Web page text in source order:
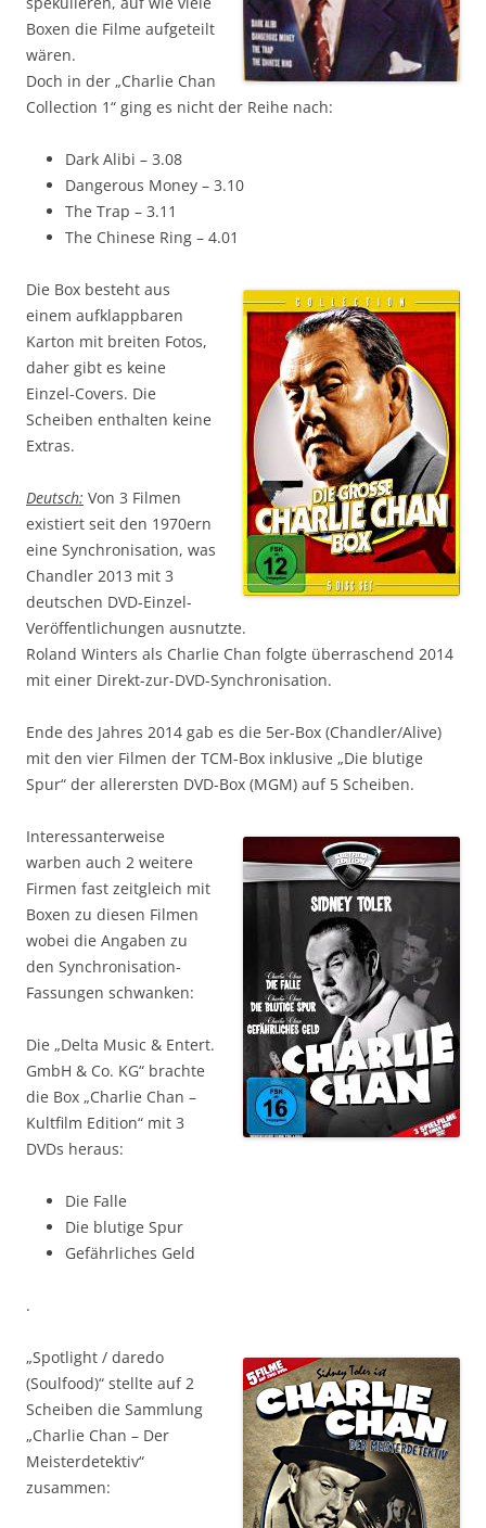
Boxen die Filme aufgeteilt
wären.
Doch in der „Charlie Chan
Collection 1“ ging es nicht der Reihe nach:
Dark Alibi – 3.08
Dangerous Money – 3.10
The Trap – 3.11
The Chinese Ring – 4.01
Die Box besteht aus
einem aufklappbaren
Karton mit breiten Fotos,
daher gibt es keine
Einzel-Covers. Die
Scheiben enthalten keine
Extras.
Deutsch: Von 3 Filmen
existiert seit den 1970ern
eine Synchronisation, was
Chandler 2013 mit 3
deutschen DVD-Einzel-
Veröffentlichungen ausnutzte.
Roland Winters als Charlie Chan folgte überraschend 2014
mit einer Direkt-zur-DVD-Synchronisation.
Ende des Jahres 2014 gab es die 5er-Box (Chandler/Alive)
mit den vier Filmen der TCM-Box inklusive „Die blutige
Spur“ der allerersten DVD-Box (MGM) auf 5 Scheiben.
Interessanterweise
warben auch 2 weitere
Firmen fast zeitgleich mit
Boxen zu diesen Filmen
wobei die Angaben zu
den Synchronisation-
Fassungen schwanken:
Die „Delta Music & Entert.
GmbH & Co. KG“ brachte
die Box „Charlie Chan –
Kultfilm Edition“ mit 3
DVDs heraus:
Die Falle
Die blutige Spur
Gefährliches Geld
.
„Spotlight / daredo
(Soulfood)“ stellte auf 2
Scheiben die Sammlung
„Charlie Chan – Der
Meisterdetektiv“
zusammen: